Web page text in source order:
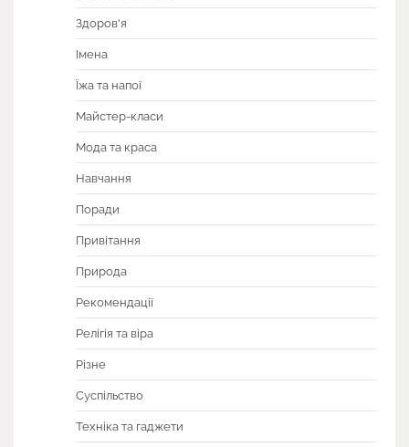
Здоров'я
Імена
Їжа та напої
Майстер-класи
Мода та краса
Навчання
Поради
Привітання
Природа
Рекомендації
Релігія та віра
Різне
Суспільство
Техніка та гаджети